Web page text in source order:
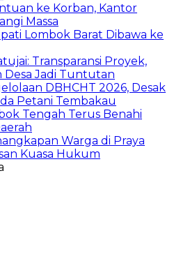
ke Korban, Kantor
Massa
Lombok Barat Dibawa ke
Transparansi Proyek,
Desa Jadi Tuntutan
DBHCHT 2026, Desak
Petani Tembakau
Tengah Terus Benahi
Warga di Praya
Kuasa Hukum